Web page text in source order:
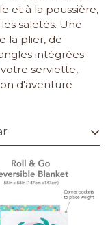
et à la poussière,
saletés. Une
la plier, de
intégrées
serviette,
d'aventure